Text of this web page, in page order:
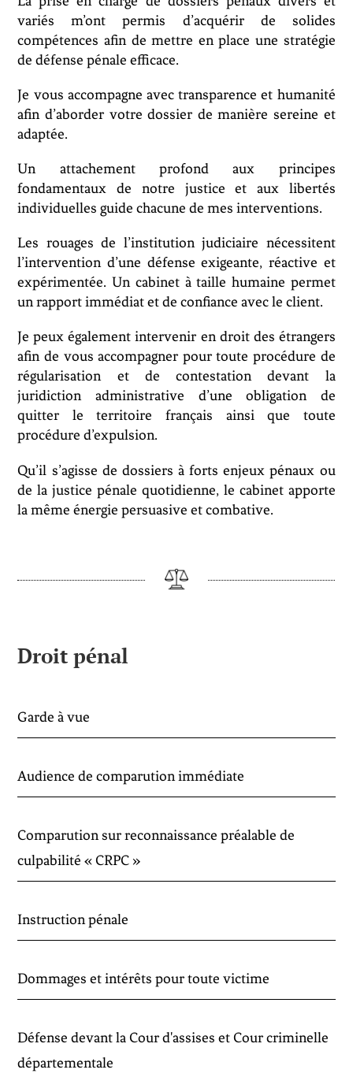
variés m’ont permis d’acquérir de solides
compétences afin de mettre en place une stratégie
de défense pénale efficace.
Je vous accompagne avec transparence et humanité
afin d’aborder votre dossier de manière sereine et
adaptée.
Un attachement profond aux principes
fondamentaux de notre justice et aux libertés
individuelles guide chacune de mes interventions.
Les rouages de l’institution judiciaire nécessitent
l’intervention d’une défense exigeante, réactive et
expérimentée. Un cabinet à taille humaine permet
un rapport immédiat et de confiance avec le client.
Je peux également intervenir en droit des étrangers
afin de vous accompagner pour toute procédure de
régularisation et de contestation devant la
juridiction administrative d’une obligation de
quitter le territoire français ainsi que toute
procédure d’expulsion.
Qu’il s’agisse de dossiers à forts enjeux pénaux ou
de la justice pénale quotidienne, le cabinet apporte
la même énergie persuasive et combative.
Droit pénal
Garde à vue
Audience de comparution immédiate
Comparution sur reconnaissance préalable de
culpabilité « CRPC »
Instruction pénale
Dommages et intérêts pour toute victime
Défense devant la Cour d'assises et Cour criminelle
départementale